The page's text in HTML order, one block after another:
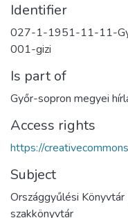
Identifier
027-1-1951-11-11-
001-gizi
Is part of
Győr-sopron megyei
Access rights
https://
Subject
Országgyűlési
szakkönyvtár